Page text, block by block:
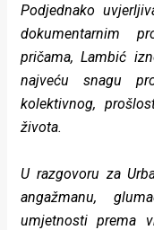
Podjednako
dokumentarnim
pričama, Lambić
najveću snagu
kolektivnog,
života.
U razgovoru za
angažmanu,
umjetnosti prema